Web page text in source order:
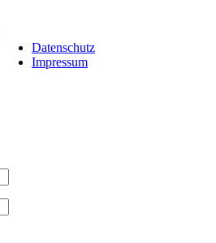
Datenschutz
Impressum